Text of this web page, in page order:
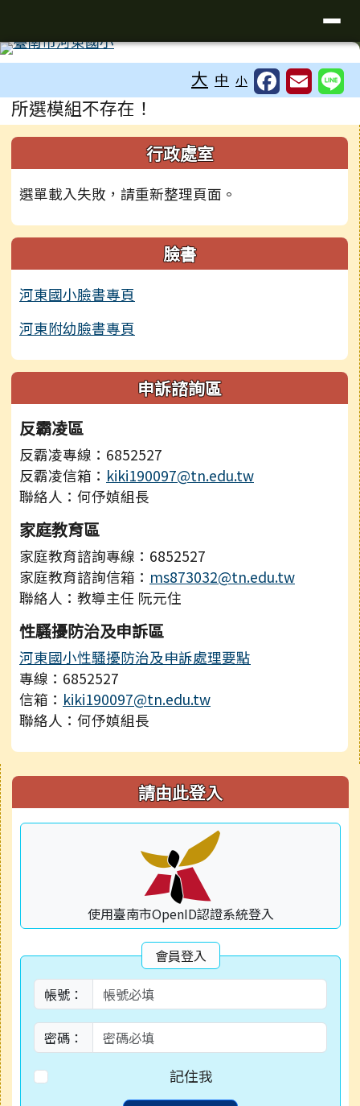
大 中 小
主內容區域
所選模組不存在！
左邊區域內容 行政處室
選單載入失敗，請重新整理頁面。
臉書
河東國小臉書專頁
河東附幼臉書專頁
申訴諮詢區
反霸凌區
反霸凌專線：6852527
反霸凌信箱： kiki190097@tn.edu.tw
聯絡人：何伃媜組長
家庭教育區
家庭教育諮詢專線：6852527
家庭教育諮詢信箱： ms873032@tn.edu.tw
聯絡人：教導主任 阮元住
性騷擾防治及申訴區
河東國小性騷擾防治及申訴處理要點
專線：6852527
信箱： kiki190097@tn.edu.tw
聯絡人：何伃媜組長
右邊區域內容 請由此登入
使用臺南市OpenID認證系統登入
會員登入
帳號：
密碼：
記住我
頁尾區域